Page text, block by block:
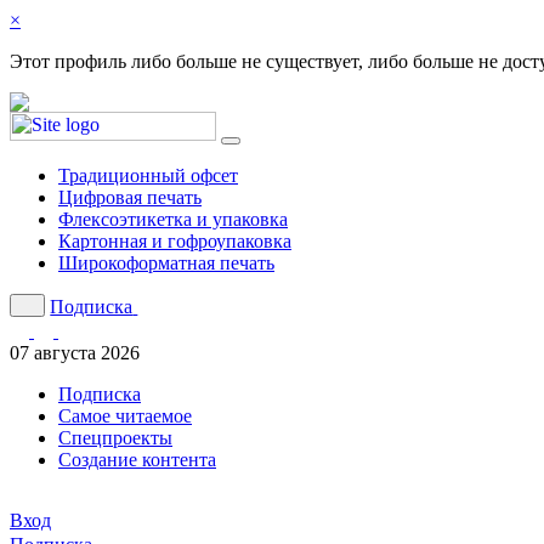
×
Этот профиль либо больше не существует, либо больше не
Традиционный офсет
Цифровая печать
Флексоэтикетка и упаковка
Картонная и гофроупаковка
Широкоформатная печать
Подписка
07 августа 2026
Подписка
Cамое читаемое
Спецпроекты
Создание контента
Вход